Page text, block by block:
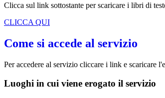
Clicca sul link sottostante per scaricare i libri di
CLICCA QUI
Come si accede al servizio
Per accedere al servizio cliccare i link e scaricare
Luoghi in cui viene erogato il servizio